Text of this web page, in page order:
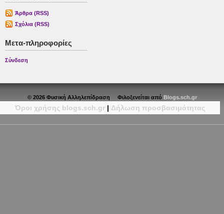
Άρθρα (RSS)
Σχόλια (RSS)
Μετα-πληροφορίες
Σύνδεση
© 2026 Φυσική Αλληλεπίδραση Φιλοξενείται από Blogs.sch.gr
Όροι χρήσης blogs.sch.gr | Δήλωση προσβασιμότητας